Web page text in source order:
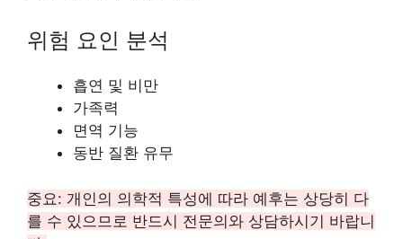
위험 요인 분석
흡연 및 비만
가족력
면역 기능
동반 질환 유무
중요: 개인의 의학적 특성에 따라 예후는 상당히 다
를 수 있으므로 반드시 전문의와 상담하시기 바랍니